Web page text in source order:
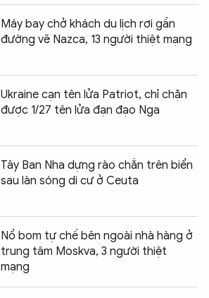
Máy bay chở khách du lịch rơi gần
đường vẽ Nazca, 13 người thiệt mạng
Ukraine cạn tên lửa Patriot, chỉ chặn
được 1/27 tên lửa đạn đạo Nga
Tây Ban Nha dựng rào chắn trên biển
sau làn sóng di cư ở Ceuta
Nổ bom tự chế bên ngoài nhà hàng ở
trung tâm Moskva, 3 người thiệt
mạng